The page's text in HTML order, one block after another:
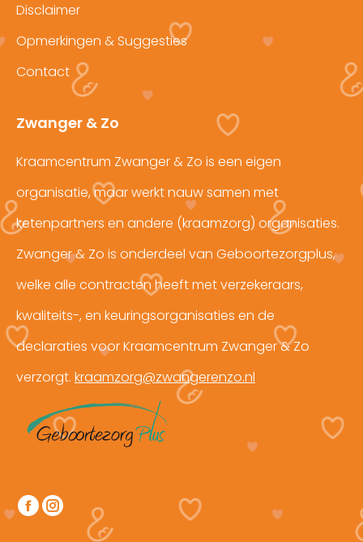
Disclaimer
Opmerkingen & Suggesties
Contact
Zwanger & Zo
Kraamcentrum Zwanger & Zo is een eigen
organisatie, maar werkt nauw samen met
ketenpartners en andere (kraamzorg) organisaties.
Zwanger & Zo is onderdeel van Geboortezorgplus,
welke alle contracten heeft met verzekeraars,
kwaliteits-, en keuringsorganisaties en de
declaraties voor Kraamcentrum Zwanger & Zo
verzorgt. kraamzorg@zwangerenzo.nl
Vind ons op:
Facebook
Instagram